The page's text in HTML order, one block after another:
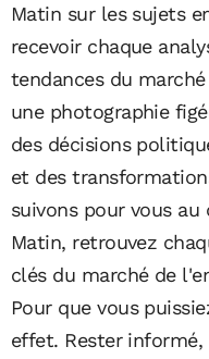
Matin sur les sujets
recevoir chaque
tendances du
une photographie
des décisions
et des
suivons pour vous
Matin, retrouvez
clés du marché de
Pour que vous
effet. Rester